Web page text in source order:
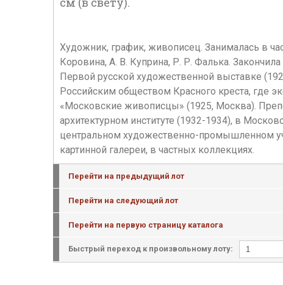
Художник, график, живописец. Занималась в
Коровина, А. В. Куприна, Р. Р. Фалька.
Первой русской художественной выставке
Российским обществом Красного креста, где
«Московские живописцы» (1925, Москва).
архитектурном институте (1932-1934), в
центральном художественно-промышленном
картинной галереи, в частных коллекциях.
Перейти на предыдущий лот
Перейти на следующий лот
Перейти на первую страницу каталога
Быстрый переход к произвольному лоту: